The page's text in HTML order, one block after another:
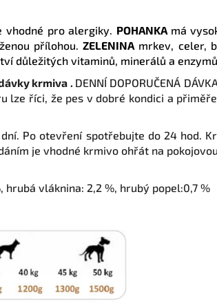
pro alergiky. POHANKA má
přílohou.ZELENINA mrkev, celer,
důležitých vitaminů, minerálů a enzymů.
krmiva . DENNÍ DOPORUČENÁ
lze říci, že pes v dobré kondici a
Po otevření spotřebujte do 24 hod.
je vhodné krmivo ohřát na
vláknina: 2,2 %, hrubý popel:0,7 %